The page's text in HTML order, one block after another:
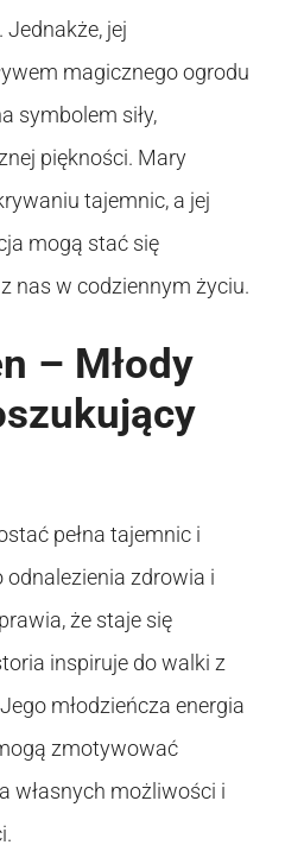
jej
magicznego ogrodu
symbolem siły,
piękności. Mary
tajemnic, a jej
mogą stać się
nas w codziennym życiu.
– Młody
pełna tajemnic i
odnalezienia zdrowia i
że staje się
inspiruje do walki z
młodzieńcza energia
zmotywować
własnych możliwości i